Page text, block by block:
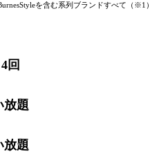
を含む系列ブランドすべて（※1）
回
放題
放題